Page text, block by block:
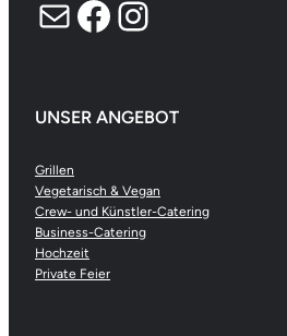
E-Mail Facebook Instagram
UNSER ANGEBOT
Grillen
Vegetarisch & Vegan
Crew- und Künstler-Catering
Business-Catering
Hochzeit
Private Feier